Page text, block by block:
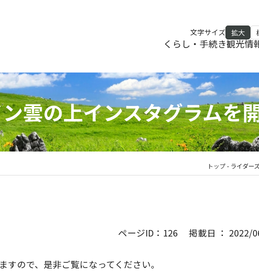
文字サイズ 拡大
くらし・手続き観光情
雲の上インスタグラムを
トップ- ライダー
ページID：126 掲載日 ： 2022/
ので、是非ご覧になってください。